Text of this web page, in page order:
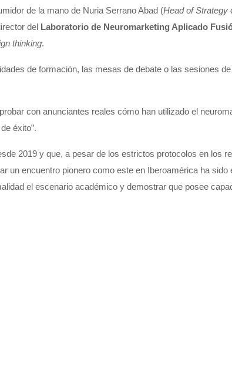
de la mano de Nuria Serrano Abad (Head of Strategy
del Laboratorio de Neuromarketing Aplicado
thinking.
de formación, las mesas de debate o las sesiones
con anunciantes reales cómo han utilizado el
éxito”.
2019 y que, a pesar de los estrictos protocolos en los
un encuentro pionero como este en Iberoamérica ha
el escenario académico y demostrar que posee